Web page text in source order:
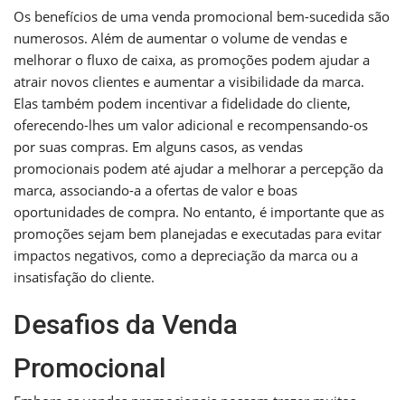
Os benefícios de uma venda promocional bem-sucedida são
numerosos. Além de aumentar o volume de vendas e
melhorar o fluxo de caixa, as promoções podem ajudar a
atrair novos clientes e aumentar a visibilidade da marca.
Elas também podem incentivar a fidelidade do cliente,
oferecendo-lhes um valor adicional e recompensando-os
por suas compras. Em alguns casos, as vendas
promocionais podem até ajudar a melhorar a percepção da
marca, associando-a a ofertas de valor e boas
oportunidades de compra. No entanto, é importante que as
promoções sejam bem planejadas e executadas para evitar
impactos negativos, como a depreciação da marca ou a
insatisfação do cliente.
Desafios da Venda
Promocional